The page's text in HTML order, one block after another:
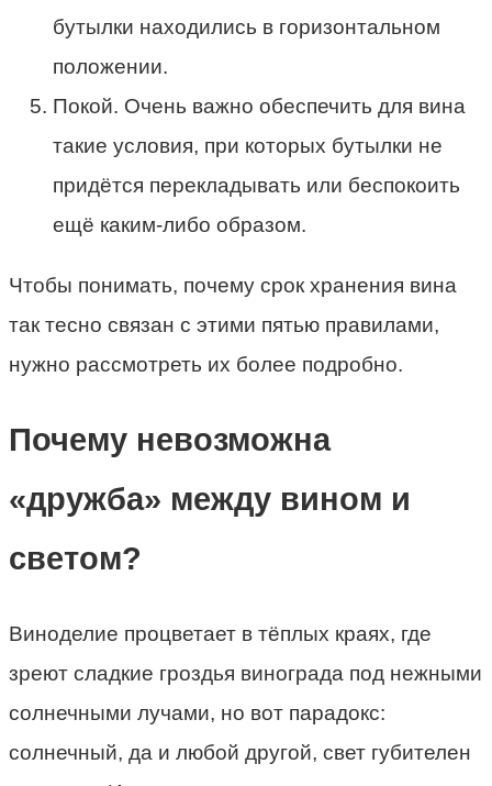
бутылки находились в горизонтальном
положении.
Покой. Очень важно обеспечить для вина
такие условия, при которых бутылки не
придётся перекладывать или беспокоить
ещё каким-либо образом.
Чтобы понимать, почему срок хранения вина
так тесно связан с этими пятью правилами,
нужно рассмотреть их более подробно.
Почему невозможна
«дружба» между вином и
светом?
Виноделие процветает в тёплых краях, где
зреют сладкие гроздья винограда под нежными
солнечными лучами, но вот парадокс:
солнечный, да и любой другой, свет губителен